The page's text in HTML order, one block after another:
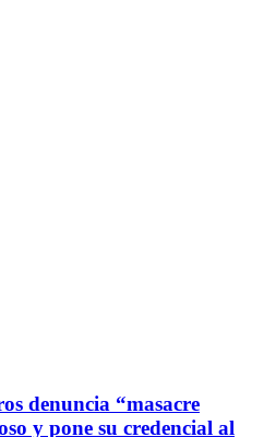
denuncia “masacre
y pone su credencial al